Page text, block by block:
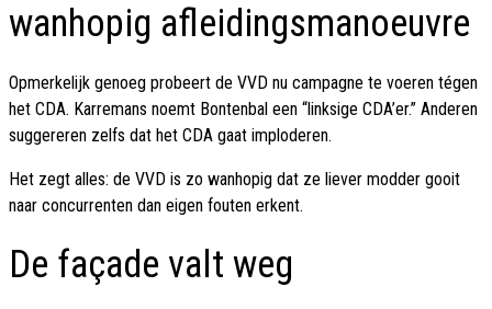
wanhopig afleidingsmanoeuvre
Opmerkelijk genoeg probeert de VVD nu campagne te voeren tégen
het CDA. Karremans noemt Bontenbal een “linksige CDA’er.” Anderen
suggereren zelfs dat het CDA gaat imploderen.
Het zegt alles: de VVD is zo wanhopig dat ze liever modder gooit
naar concurrenten dan eigen fouten erkent.
De façade valt weg